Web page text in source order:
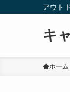
アウト
キ
ホーム